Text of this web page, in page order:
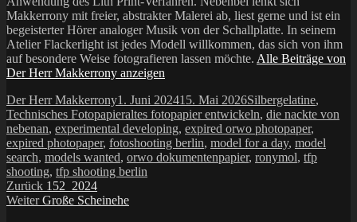
Makkerrony mit freier, abstrakter Malerei ab, liest gerne und ist ein
begeisterter Hörer analoger Musik von der Schallplatte. In seinem
Atelier Flackerlight ist jedes Modell willkommen, das sich von ihm
auf besondere Weise fotografieren lassen möchte. Alle Beiträge von
Der Herr Makkerrony anzeigen
Autor
Der Herr MakkerronyVeröffentlicht
am
1. Juni 202415. Mai 2026Kategorien
Silbergelatine,
Technisches FotopapierSchlagwörter
altes fotopapier entwickeln, die nackte von
nebenan, experimental developing, expired orwo photopaper,
expired photopaper, fotoshooting berlin, model for a day, model
search, models wanted, orwo dokumentenpapier, ronymol, tfp
shooting, tfp shooting berlin
Beitragsnavigation
Zurück Vorheriger
Beitrag:
152_2024
Weiter Nächster
Große Scheinehe